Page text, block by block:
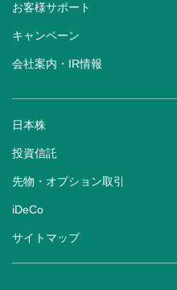
お客様サポート
キャンペーン
会社案内・IR情報
日本株
投資信託
先物・オプション取引
iDeCo
サイトマップ